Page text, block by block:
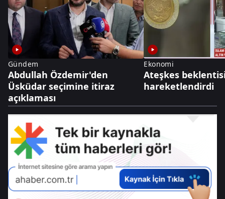
Gündem
Abdullah Özdemir'den
Üsküdar seçimine itiraz
açıklaması
Ekonomi
Ateşkes
hareketlendirdi